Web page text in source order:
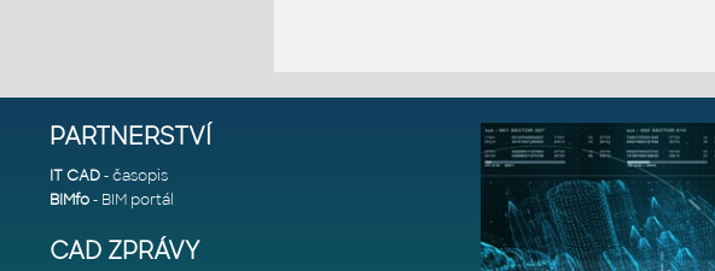
PARTNERSTVÍ
IT CAD- časopis
BIMfo- BIM portál
CAD ZPRÁVY